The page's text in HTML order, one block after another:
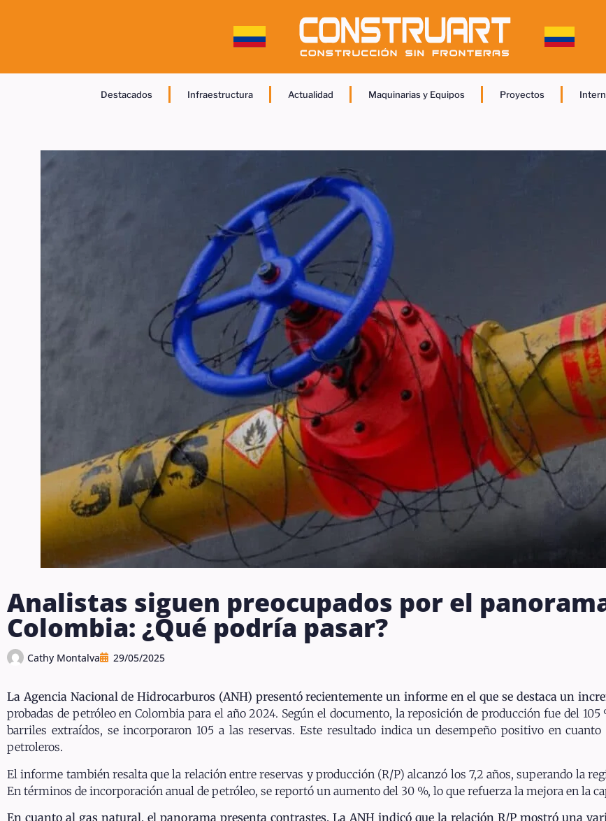
Destacados Infraestructura Actualidad Maquinarias y Equipos Proyectos
Analistas siguen preocupados por el
Colombia: ¿Qué podría pasar?
Cathy Montalva 29/05/2025
La Agencia Nacional de Hidrocarburos (ANH) presentó recientemente un informe en el que se destaca un
probadas de petróleo en Colombia para el año 2024. Según el documento, la reposición de producción fue del
barriles extraídos, se incorporaron 105 a las reservas. Este resultado indica un desempeño positivo en
petroleros.
El informe también resalta que la relación entre reservas y producción (R/P) alcanzó los 7,2 años, superando la
En términos de incorporación anual de petróleo, se reportó un aumento del 30 %, lo que refuerza la mejora en la
En cuanto al gas natural, el panorama presenta contrastes. La ANH indicó que la relación R/P mostró una